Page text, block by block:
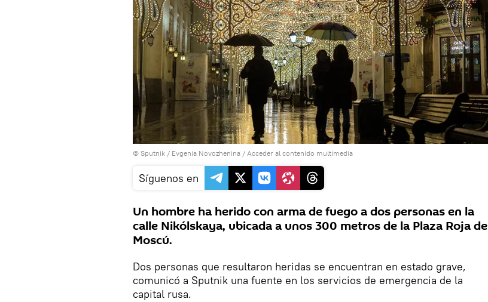
© Sputnik / Evgenia Novozhenina / Acceder al contenido multimedia
Síguenos en
Un hombre ha herido con arma de fuego a dos personas en la
calle Nikólskaya, ubicada a unos 300 metros de la Plaza Roja de
Moscú.
Dos personas que resultaron heridas se encuentran en estado grave,
comunicó a Sputnik una fuente en los servicios de emergencia de la
capital rusa.